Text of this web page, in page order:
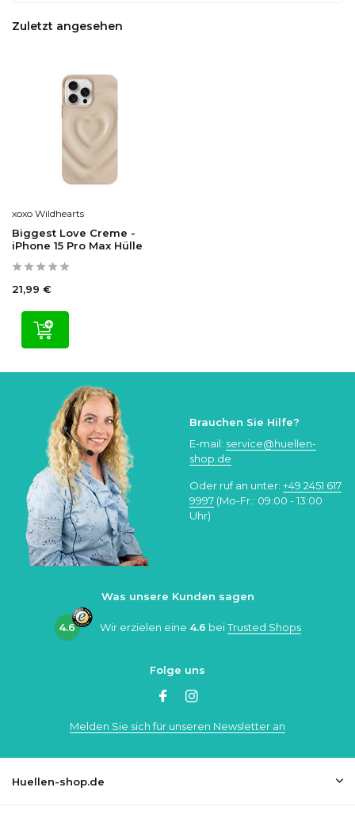
Zuletzt angesehen
xoxo Wildhearts
Biggest Love Creme -
iPhone 15 Pro Max Hülle
21,99 €
Brauchen Sie Hilfe?
E-mail: service@huellen-
shop.de
Oder ruf an unter: +49 2451 617
9997 (Mo-Fr.: 09:00 - 13:00
Uhr)
Was unsere Kunden sagen
4.6 Wir erzielen eine 4.6 beiTrusted Shops
Folge uns
Melden Sie sich für unseren Newsletter an
Huellen-shop.de